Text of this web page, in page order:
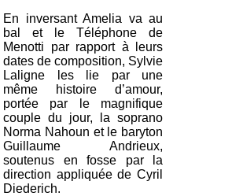
En inversant Amelia va au
bal et le Téléphone de
Menotti par rapport à leurs
dates de composition, Sylvie
Laligne les lie par une
même histoire d’amour,
portée par le magnifique
couple du jour, la soprano
Norma Nahoun et le baryton
Guillaume Andrieux,
soutenus en fosse par la
direction appliquée de Cyril
Diederich.